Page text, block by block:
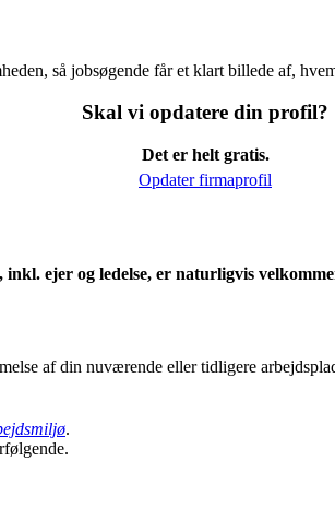
så jobsøgende får et klart billede af,
Skal vi opdatere din profil?
Det er helt gratis.
Opdater firmaprofil
ejer og ledelse, er naturligvis
af din nuværende eller tidligere
.